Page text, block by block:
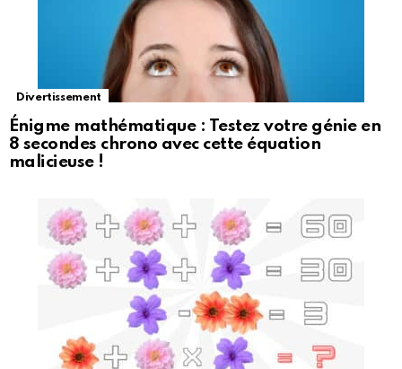
Divertissement
Énigme mathématique : Testez votre génie en
8 secondes chrono avec cette équation
malicieuse !